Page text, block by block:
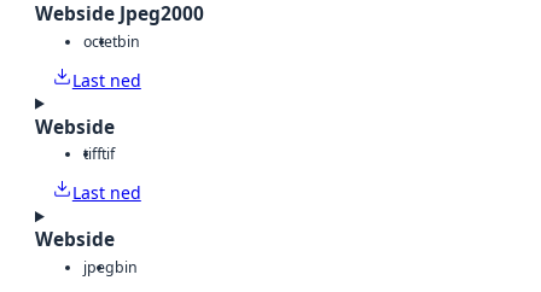
Webside Jpeg2000
octetbin
Last ned
Webside
tifftif
Last ned
Webside
jpegbin